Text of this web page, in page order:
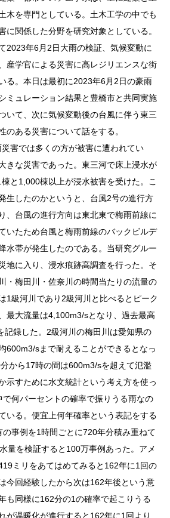
木を専門としている。土木工学の中でも
に関係した分野を研究対象としている。
2023年6月2日大雨の検証、気候変動に
産学官による災害に高レジリエンスな街
る。本日は最初に2023年6月2日の豪雨
ミュレーション結果と豊橋市と共同実施
いて、次に気候変動後の台風に伴う東三
のある災害について話をする。
害では多くの方が被害に遭われてい
きな災害であった。東三河で床上浸水が
と1,000棟以上が浸水被害を受けた。こ
生したのかというと、台風2号の進行方
、台風の進行方向は東北東で梅雨前線に
いたため台風と梅雨前線のバックビルデ
水帯が発生したのである。当研究グルー
地に入り、浸水痕跡高調査を行った。そ
・梅田川・佐奈川の時間当たりの流量の
1級河川であり2級河川と比べるとピーク
最大流量は4,100m3/sとなり、過去最高
記録した。2級河川の梅田川は愛知県の
600m3/sまで耐えることができるとなっ
から17時の間は600m3/sを超えて氾濫
示すために水文統計という考え方を使っ
何パーセントの確率で振りうる雨なの
いる。便宜上何年確率という表記をする
事例を1時間ごとに720年分積み重ねて
量を検証すると100万事例あった。アメ
ミリをあてはめてみると162年に1回の
今回経験したから次は162年後という意
も同様に162分の1の確率で起こりうる
が温暖化が進行すると162年に1回より